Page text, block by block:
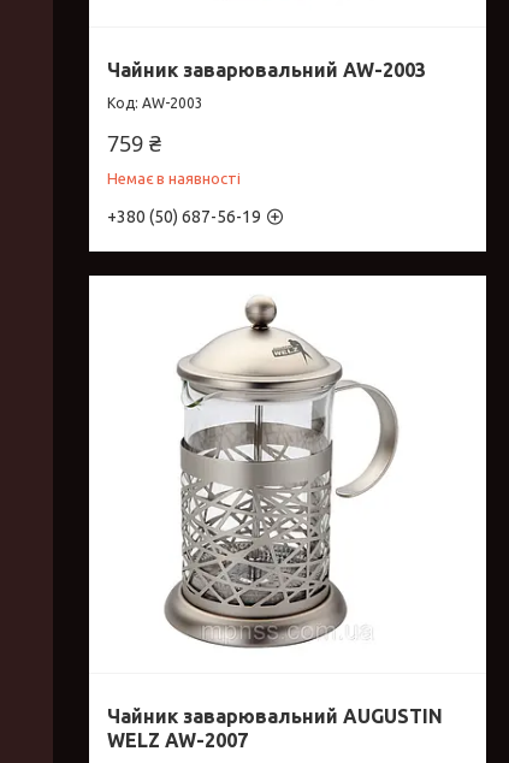
Чайник заварювальний AW-2003
AW-2003
759 ₴
Немає в наявності
+380 (50) 687-56-19
Чайник заварювальний AUGUSTIN
WELZ AW-2007